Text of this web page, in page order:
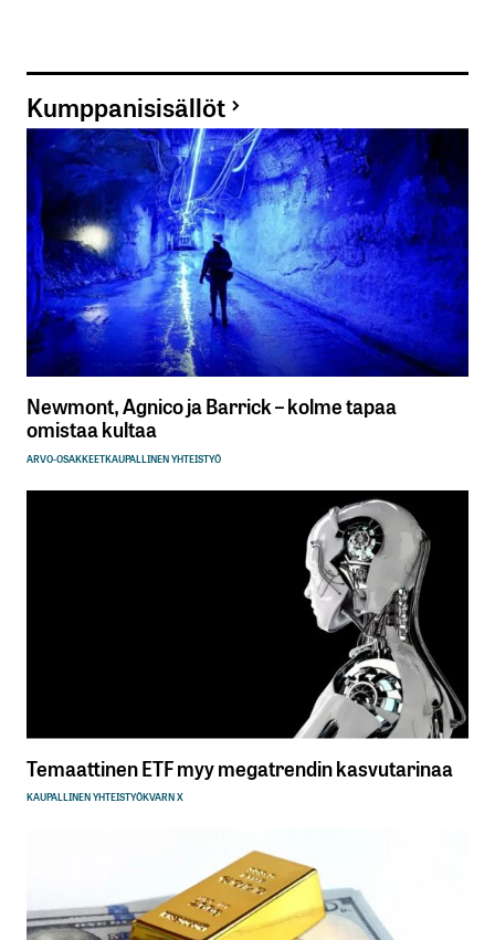
Kumppanisisällöt
Newmont, Agnico ja Barrick – kolme tapaa
omistaa kultaa
ARVO-OSAKKEETKAUPALLINEN YHTEISTYÖ
Temaattinen ETF myy megatrendin kasvutarinaa
KAUPALLINEN YHTEISTYÖKVARN X